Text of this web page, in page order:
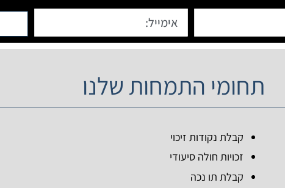
תחומי התמחות שלנו
קבלת נקודות זיכוי
זכויות חולה סיעודי
קבלת תו נכה